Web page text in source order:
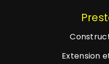
Extension